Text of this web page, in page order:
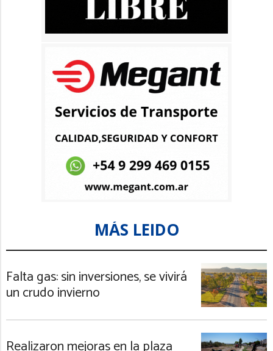
MÁS LEIDO
Falta gas: sin inversiones, se vivirá
un crudo invierno